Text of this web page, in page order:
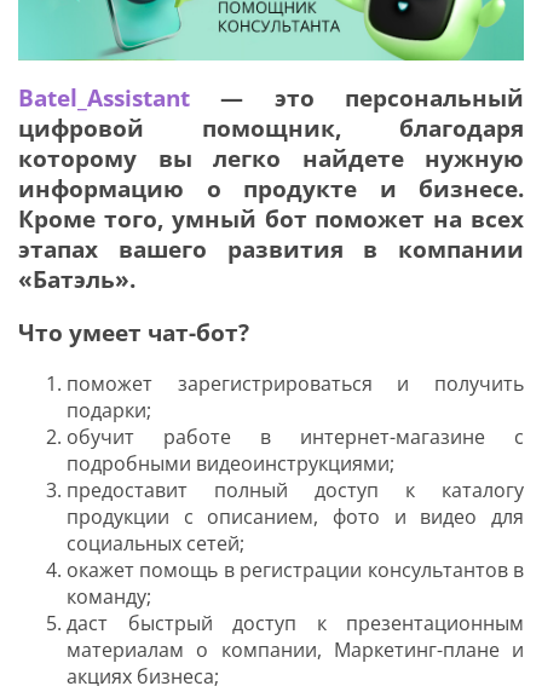
Batel_Assistant — это персональный
цифровой помощник, благодаря
которому вы легко найдете нужную
информацию о продукте и бизнесе.
Кроме того, умный бот поможет на всех
этапах вашего развития в компании
«Батэль».
Что умеет чат-бот?
поможет зарегистрироваться и получить
подарки;
обучит работе в интернет-магазине с
подробными видеоинструкциями;
предоставит полный доступ к каталогу
продукции с описанием, фото и видео для
социальных сетей;
окажет помощь в регистрации консультантов в
команду;
даст быстрый доступ к презентационным
материалам о компании, Маркетинг-плане и
акциях бизнеса;
персональных данных
ОТПРАВИТЬ
Наша служба поддержкиработает
с 5:00 до 15:00 мск, кроме выходных
и праздничныхдней.
МАКС
Для звонков по РФ
8-800-201-38-27